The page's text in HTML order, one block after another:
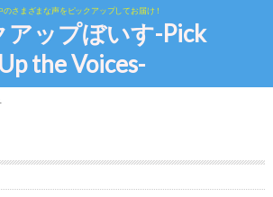
のさまざまな声をピックアップしてお届け！
アップぼいす-Pick
Up the Voices-